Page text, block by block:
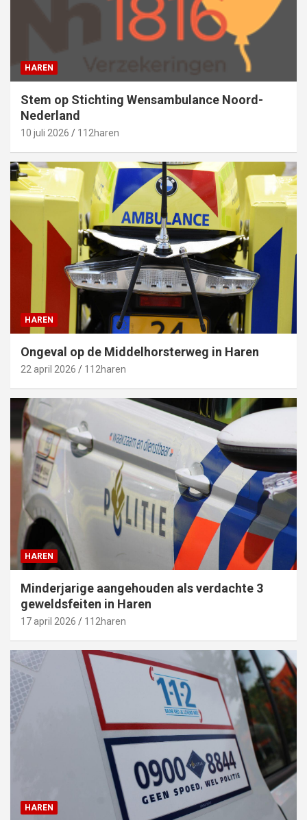
HAREN
Stem op Stichting Wensambulance Noord-
Nederland
10 juli 2026 112haren
HAREN
Ongeval op de Middelhorsterweg in Haren
22 april 2026 112haren
HAREN
Minderjarige aangehouden als verdachte 3
geweldsfeiten in Haren
17 april 2026 112haren
HAREN